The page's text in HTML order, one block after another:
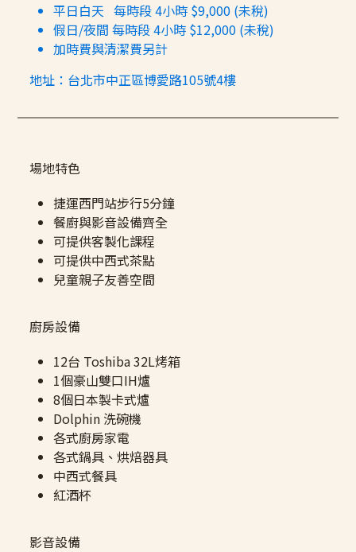
平日白天 每時段 4小時 $9,000 (未稅)
假日/夜間 每時段 4小時 $12,000 (未稅)
加時費與清潔費另計
地址：台北市中正區博愛路105號4樓
場地特色
捷運西門站步行5分鐘
餐廚與影音設備齊全
可提供客製化課程
可提供中西式茶點
兒童親子友善空間
廚房設備
12台 Toshiba 32L烤箱
1個豪山雙口IH爐
8個日本製卡式爐
Dolphin 洗碗機
各式廚房家電
各式鍋具、烘焙器具
中西式餐具
紅酒杯
影音設備